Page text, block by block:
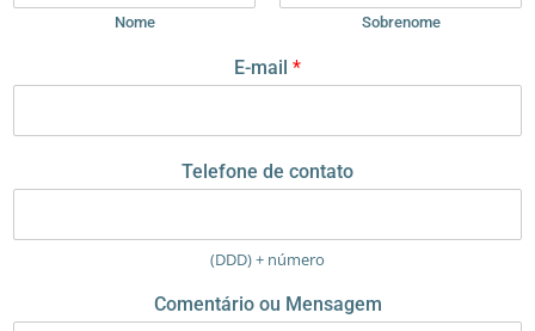
Nome Sobrenome
N
o
-
i
l
C
o
E-mail *
Telefone de contato
(DDD) + número
Comentário ou Mensagem